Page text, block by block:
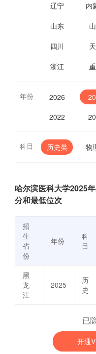
辽宁 内
山东
四川
浙江
年份 2026
2022
科目 历史类 物
哈尔滨医科大学2025
分和最低位次
招
生
省
份
年份
科
目
黑
龙
江
2025
历
史
已
开通